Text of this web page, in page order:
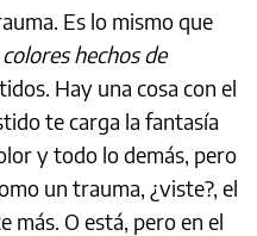
Es lo mismo que
hechos de
Hay una cosa con el
te carga la fantasía
y todo lo demás, pero
un trauma, ¿viste?, el
más. O está, pero en el